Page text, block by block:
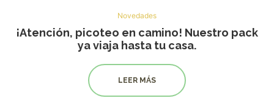
Novedades
¡Atención, picoteo en camino! Nuestro pack
ya viaja hasta tu casa.
LEER MÁS